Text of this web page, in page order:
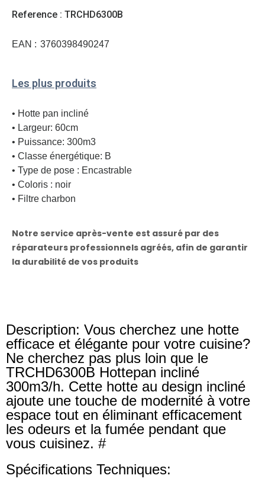
Reference : TRCHD6300B
EAN : 3760398490247
Les plus produits
• Hotte pan incliné
• Largeur: 60cm
• Puissance: 300m3
• Classe énergétique: B
• Type de pose : Encastrable
• Coloris : noir
• Filtre charbon
Notre service après-vente est assuré par des
réparateurs professionnels agréés, afin de garantir
la durabilité de vos produits
Description: Vous cherchez une hotte
efficace et élégante pour votre cuisine?
Ne cherchez pas plus loin que le
TRCHD6300B Hottepan incliné
300m3/h. Cette hotte au design incliné
ajoute une touche de modernité à votre
espace tout en éliminant efficacement
les odeurs et la fumée pendant que
vous cuisinez. #
Spécifications Techniques: